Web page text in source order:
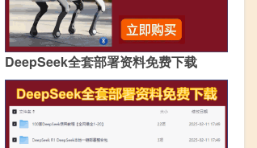
DeepSeek全套部署资料免费下载